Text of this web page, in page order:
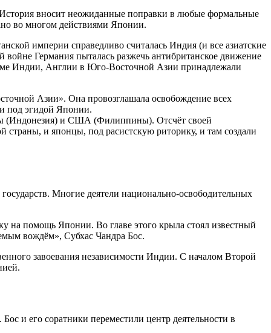
вносит неожиданные поправки в любые формальные
во многом действиями Японии.
империи справедливо считалась Индия (и все азиатские
Германия пыталась разжечь антибританское движение
Индии, Англии в Юго-Восточной Азии принадлежали
Азии». Она провозглашала освобождение всех
под эгидой Японии.
(Индонезия) и США (Филиппины). Отсчёт своей
страны, и японцы, под расистскую риторику, и там создали
Многие деятели национально-освободительных
на помощь Японии. Во главе этого крыла стоял известный
вождём», Субхас Чандра Бос.
завоевания независимости Индии. С началом Второй
и его соратники переместили центр деятельности в